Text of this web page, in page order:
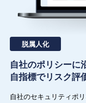
脱属人化
自社のポリシーに
自指標でリスク評
自社のセキュリティポ